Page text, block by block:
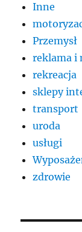
Inne
Przemysł
reklama i
rekreacja
sklepy
transport
uroda
usługi
zdrowie